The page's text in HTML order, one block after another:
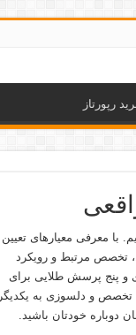
رپورتاز
با معرفی معیارهای تعیین
تخصص مرتبط و رویکرد
و پنج پرسش طلایی برای
تخصص و دلسوزی به یکدیگر
دوباره خودتان باشید.